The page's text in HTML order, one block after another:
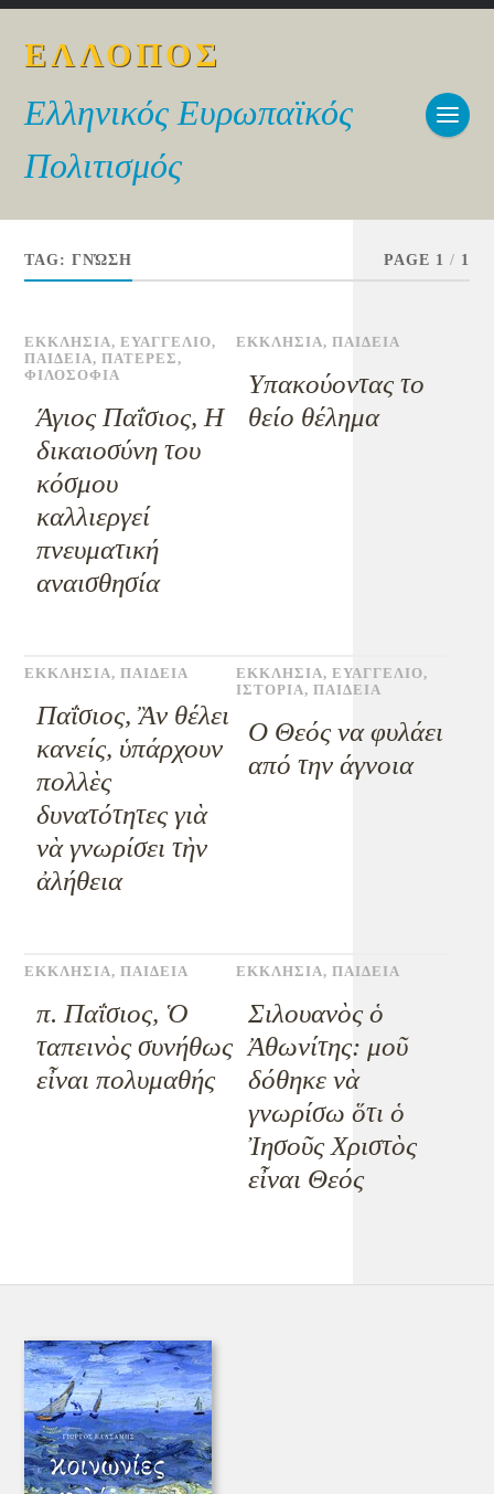
ΕΛΛΟΠΟΣ
Ελληνικός Ευρωπαϊκός
Πολιτισμός
TAG:ΓΝΏΣΗ PAGE 1 / 1
ΕΚΚΛΗΣΙΑ,ΕΥΑΓΓΕΛΙΟ,
ΠΑΙΔΕΙΑ,ΠΑΤΕΡΕΣ,
ΦΙΛΟΣΟΦΙΑ
Άγιος Παΐσιος, Η
δικαιοσύνη του
κόσμου
καλλιεργεί
πνευματική
αναισθησία
ΕΚΚΛΗΣΙΑ, ΠΑΙΔΕΙΑ
Υπακούοντας το
θείο θέλημα
ΕΚΚΛΗΣΙΑ,ΠΑΙΔΕΙΑ
Παΐσιος, Ἂν θέλει
κανείς, ὑπάρχουν
πολλὲς
δυνατότητες γιὰ
νὰ γνωρίσει τὴν
ἀλήθεια
ΕΚΚΛΗΣΙΑ, ΕΥΑΓΓΕΛΙΟ,
ΙΣΤΟΡΙΑ, ΠΑΙΔΕΙΑ
Ο Θεός να φυλάει
από την άγνοια
ΕΚΚΛΗΣΙΑ,ΠΑΙΔΕΙΑ
π. Παΐσιος, Ὁ
ταπεινὸς συνήθως
εἶναι πολυμαθής
ΕΚΚΛΗΣΙΑ, ΠΑΙΔΕΙΑ
Σιλουανὸς ὁ
Ἀθωνίτης: μοῦ
δόθηκε νὰ
γνωρίσω ὅτι ὁ
Ἰησοῦς Χριστὸς
εἶναι Θεός